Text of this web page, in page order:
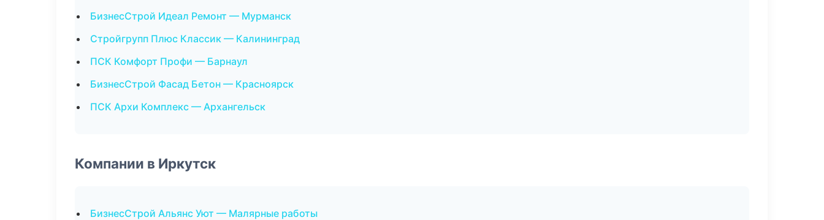
БизнесСтрой Идеал Ремонт — Мурманск
Стройгрупп Плюс Классик — Калининград
ПСК Комфорт Профи — Барнаул
БизнесСтрой Фасад Бетон — Красноярск
ПСК Архи Комплекс — Архангельск
Компании в Иркутск
БизнесСтрой Альянс Уют — Малярные работы